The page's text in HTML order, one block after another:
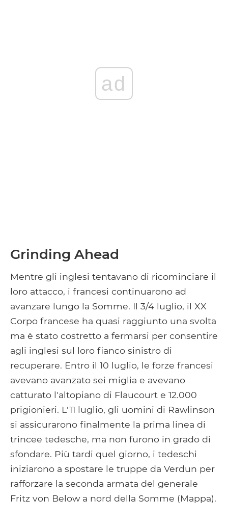
ad
Grinding Ahead
Mentre gli inglesi tentavano di ricominciare il
loro attacco, i francesi continuarono ad
avanzare lungo la Somme. Il 3/4 luglio, il XX
Corpo francese ha quasi raggiunto una svolta
ma è stato costretto a fermarsi per consentire
agli inglesi sul loro fianco sinistro di
recuperare. Entro il 10 luglio, le forze francesi
avevano avanzato sei miglia e avevano
catturato l'altopiano di Flaucourt e 12.000
prigionieri. L'11 luglio, gli uomini di Rawlinson
si assicurarono finalmente la prima linea di
trincee tedesche, ma non furono in grado di
sfondare. Più tardi quel giorno, i tedeschi
iniziarono a spostare le truppe da Verdun per
rafforzare la seconda armata del generale
Fritz von Below a nord della Somme (Mappa).